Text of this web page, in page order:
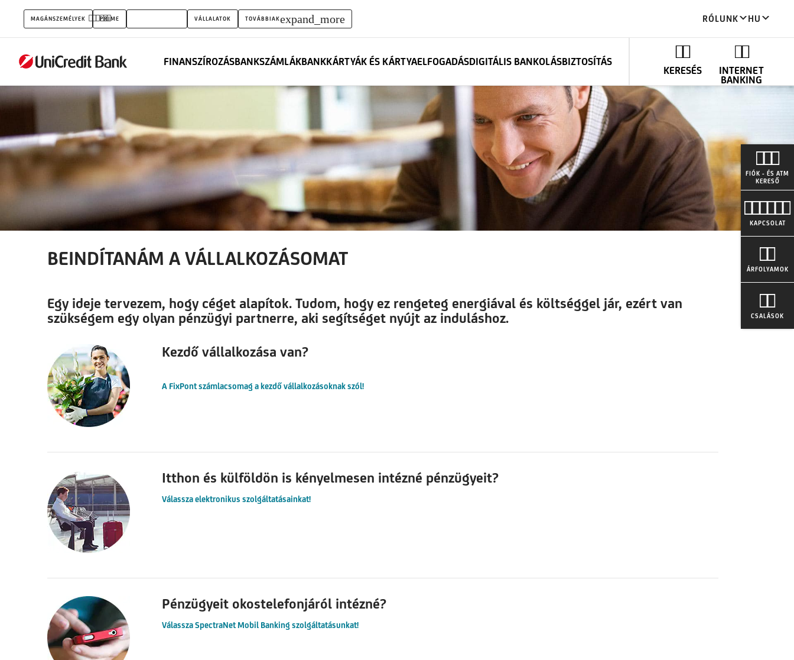
Beindítanám
vállalkozásomat
MAGÁNSZEMÉLYEK PRIME VÁLLALATOK TOVÁBBIAKexpand_more RÓLUNK HU
FINANSZÍROZÁSBANKSZÁMLÁKBANKKÁRTYÁK ÉS KÁRTYAELFOGADÁSDIGITÁLIS BANKOLÁSBIZTOSÍTÁS
KERESÉS
INTERNET
BANKING
FIÓK - ÉS ATM
KERESŐ
KAPCSOLAT
ÁRFOLYAMOK
CSALÁSOK
BEINDÍTANÁM A VÁLLALKOZÁSOMAT
Egy ideje tervezem, hogy céget alapítok. Tudom, hogy ez rengeteg energiával és költséggel jár, ezért van
szükségem egy olyan pénzügyi partnerre, aki segítséget nyújt az induláshoz.
Kezdő vállalkozása van?
A FixPont számlacsomag a kezdő vállalkozásoknak szól!
Itthon és külföldön is kényelmesen intézné pénzügyeit?
Válassza elektronikus szolgáltatásainkat!
Pénzügyeit okostelefonjáról intézné?
Válassza SpectraNet Mobil Banking szolgáltatásunkat!